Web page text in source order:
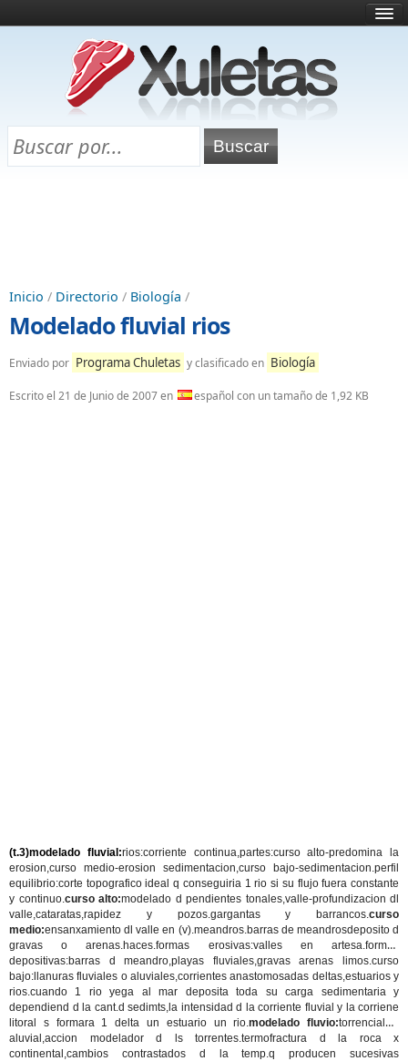
¿Qué es esto?
Directorio
Chuletas para exámenes
Inicio / Directorio / Biología /
Modelado fluvial rios
Enviado por Programa Chuletas y clasificado en Biología
Escrito el 21 de Junio de 2007en español con un tamaño de 1,92 KB
(t.3)modelado fluvial:rios:corriente continua,partes:curso alto-predomina la
erosion,curso medio-erosion sedimentacion,curso bajo-sedimentacion.perfil
equilibrio:corte topografico ideal q conseguiria 1 rio si su flujo fuera constante
y continuo.curso alto:modelado d pendientes tonales,valle-profundizacion dl
valle,cataratas,rapidez y pozos.gargantas y barrancos.curso
medio:ensanxamiento dl valle en (v).meandros.barras de meandrosdeposito d
gravas o arenas.haces.formas erosivas:valles en artesa.formas
depositivas:barras d meandro,playas fluviales,gravas arenas limos.curso
bajo:llanuras fluviales o aluviales,corrientes anastomosadas deltas,estuarios y
rios.cuando 1 rio yega al mar deposita toda su carga sedimentaria y
dependiend d la cant.d sedimts,la intensidad d la corriente fluvial y la corriene
litoral s formara 1 delta un estuario un rio.modelado fluvio:torrencial o
aluvial,accion modelador d ls torrentes.termofractura d la roca x
continental,cambios contrastados d la temp.q producen sucesivas